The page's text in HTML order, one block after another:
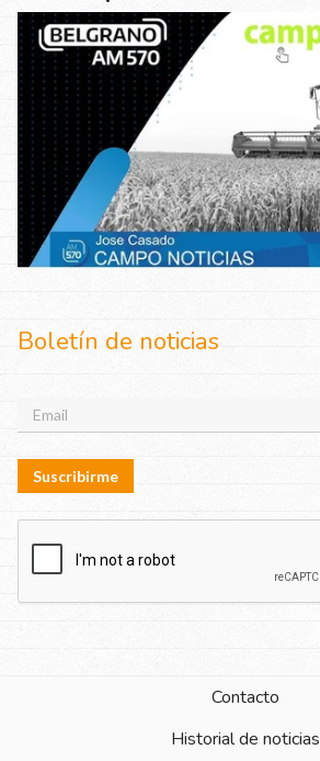
Boletín de noticias
Suscribirme
Contacto
Historial de noticias